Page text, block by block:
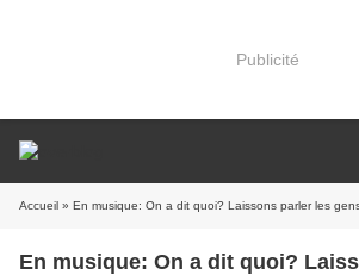
Publicité
Accueil » En musique: On a dit quoi? Laissons parler les
En musique: On a dit quoi?